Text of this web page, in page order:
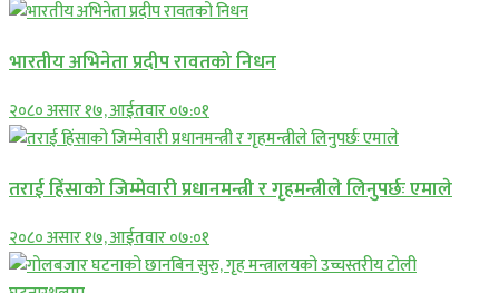
भारतीय अभिनेता प्रदीप रावतको निधन
२०८० असार १७, आईतवार ०७:०१
तराई हिंसाको जिम्मेवारी प्रधानमन्त्री र गृहमन्त्रीले लिनुपर्छः एमाले
२०८० असार १७, आईतवार ०७:०१